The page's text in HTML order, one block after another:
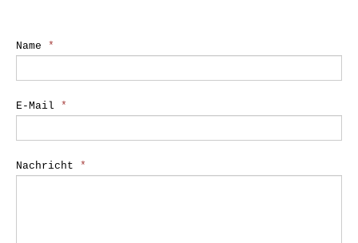
Name *
E-Mail *
Nachricht *